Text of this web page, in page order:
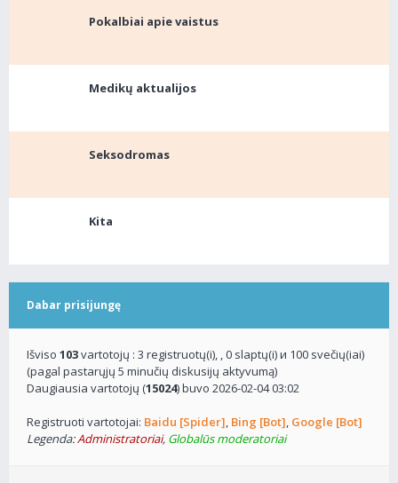
Pokalbiai apie vaistus
Medikų aktualijos
Seksodromas
Kita
Dabar prisijungę
Išviso 103vartotojų : 3 registruotų(i), , 0 slaptų(i) и 100 svečių(iai)
(pagal pastarųjų 5 minučių diskusijų aktyvumą)
Daugiausia vartotojų (15024) buvo 2026-02-04 03:02
Registruoti vartotojai: Baidu [Spider], Bing [Bot], Google [Bot]
Legenda:Administratoriai, Globalūs moderatoriai